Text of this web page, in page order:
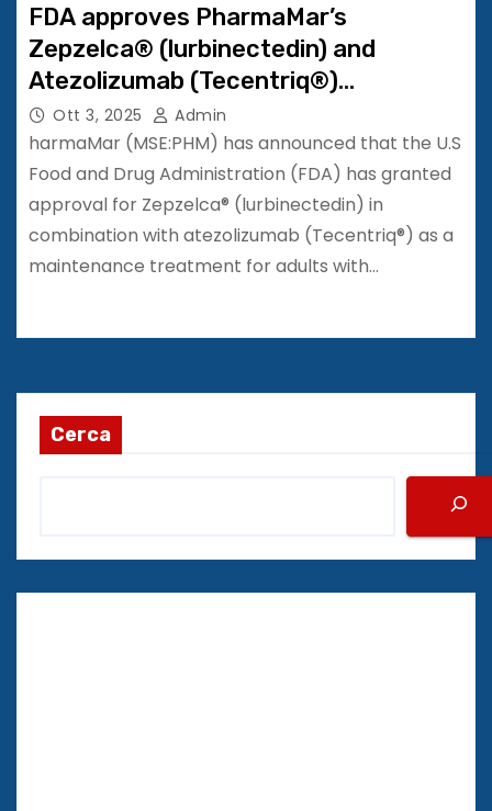
FDA approves PharmaMar’s
Zepzelca® (lurbinectedin) and
Atezolizumab (Tecentriq®)
Combination as First-line
Maintenance Therapy for Extensive-
stage Small Cell Lung Cancer
Ott 3, 2025 Admin
harmaMar (MSE:PHM) has announced that the U.S
Food and Drug Administration (FDA) has granted
approval for Zepzelca® (lurbinectedin) in
combination with atezolizumab (Tecentriq®) as a
maintenance treatment for adults with…
Cerca